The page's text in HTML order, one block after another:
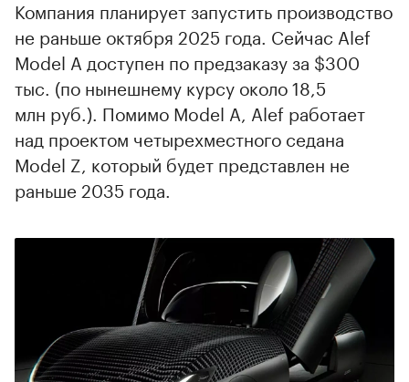
Компания планирует запустить производство
не раньше октября 2025 года. Сейчас Alef
Model A доступен по предзаказу за $300
тыс. (по нынешнему курсу около 18,5
млн руб.). Помимо Model A, Alef работает
над проектом четырехместного седана
Model Z, который будет представлен не
раньше 2035 года.